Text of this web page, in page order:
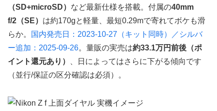
（SD+microSD） など最新仕様を搭載。付属の40mm
f/2（SE） は約170gと軽量、最短0.29mで寄れてボケも滑
らか。
国内発売日：2023-10-27（キット同時）／シルバ
ー追加：2025-09-26。量販の実売は約33.1万円前後（ポ
イント還元あり）
、日によってはさらに下がる傾向です
（並行/保証の区分確認は必須）。